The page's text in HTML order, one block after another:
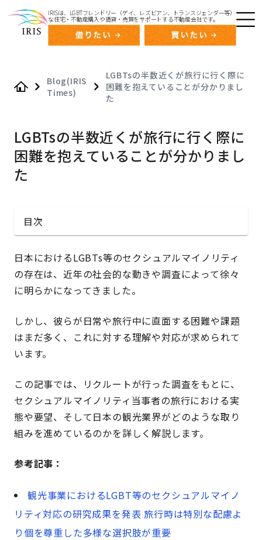
IRISは、LGBTフレンドリー（ゲイ、レズビアン、トランスジェンダー等）
な住宅・不動産購入や賃貸・売買をサポートする不動産会社です。
Blog(IRIS
Times)
LGBTsの半数近くが旅行に行く際に
困難を抱えていることが分かりまし
た
LGBTsの半数近くが旅行に行く際に
困難を抱えていることが分かりまし
た
日本におけるLGBTs等のセクシュアルマイノリティ
の存在は、近年の社会的な動きや調査によって徐々
に明らかになってきました。
しかし、彼らが日常や旅行中に直面する困難や課題
はまだ多く、これに対する理解や対応が求められて
います。
この記事では、リクルートが行った調査をもとに、
セクシュアルマイノリティ当事者の旅行における実
態や要望、そして日本の観光業界がどのような取り
組みを進めているのかを詳しく解説します。
参考記事：
観光事業におけるLGBT等のセクシュアルマイノ
リティ対応の研究成果を発表 旅行時は特別な配慮よ
り個を尊重した多様な選択肢が重要
目次